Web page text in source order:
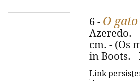
6 - O
Azeredo. -
cm. - (Os
in Boots. -
Link